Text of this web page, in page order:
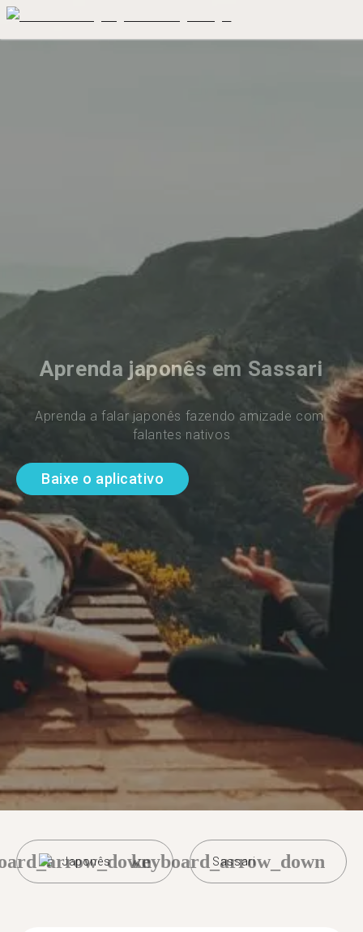
Aprenda japonês em Sassari
Aprenda a falar japonês fazendo amizade com
falantes nativos
Baixe o aplicativo
Japonês Sassari
keyboard_arrow_down